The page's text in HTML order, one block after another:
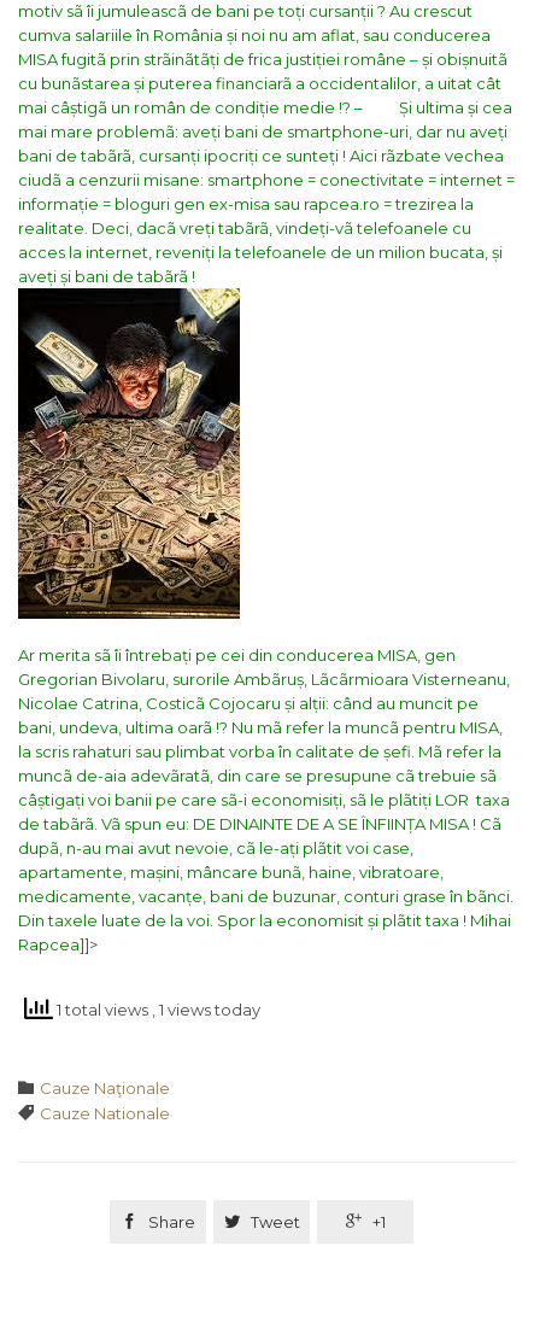
motiv sã îi jumuleascã de bani pe toți cursanții ? Au crescut
cumva salariile în România și noi nu am aflat, sau conducerea
MISA fugitã prin strãinãtãți de frica justiției române – și obișnuitã
cu bunãstarea și puterea financiarã a occidentalilor, a uitat cât
mai câștigã un român de condiție medie !? – Și ultima și cea
mai mare problemã: aveți bani de smartphone-uri, dar nu aveți
bani de tabãrã, cursanți ipocriți ce sunteți ! Aici rãzbate vechea
ciudã a cenzurii misane: smartphone = conectivitate = internet =
informație = bloguri gen ex-misa sau rapcea.ro = trezirea la
realitate. Deci, dacã vreți tabãrã, vindeți-vã telefoanele cu
acces la internet, reveniți la telefoanele de un milion bucata, și
aveți și bani de tabãrã !
Ar merita sã îi întrebați pe cei din conducerea MISA, gen
Gregorian Bivolaru, surorile Ambãruș, Lãcãrmioara Visterneanu,
Nicolae Catrina, Costicã Cojocaru și alții: când au muncit pe
bani, undeva, ultima oarã !? Nu mã refer la muncã pentru MISA,
la scris rahaturi sau plimbat vorba în calitate de șefi. Mã refer la
muncã de-aia adevãratã, din care se presupune cã trebuie sã
câștigați voi banii pe care sã-i economisiți, sã le plãtiți LOR taxa
de tabãrã. Vã spun eu: DE DINAINTE DE A SE ÎNFIINȚA MISA ! Cã
dupã, n-au mai avut nevoie, cã le-ați plãtit voi case,
apartamente, mașini, mâncare bunã, haine, vibratoare,
medicamente, vacanțe, bani de buzunar, conturi grase în bãnci.
Din taxele luate de la voi. Spor la economisit și plãtit taxa ! Mihai
Rapcea]]>
1 total views , 1 views today
 Category
Cauze Naţionale
 Tags
Cauze Nationale
 Share  Tweet  +1